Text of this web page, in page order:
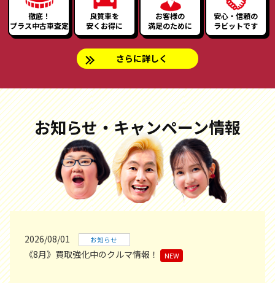
徹底！
プラス中古車査定
良質車を
安くお得に
お客様の
満足のために
安心・信頼の
ラビットです
さらに詳しく
お知らせ・キャンペーン情報
2026/08/01 お知らせ
《8月》買取強化中のクルマ情報！ NEW